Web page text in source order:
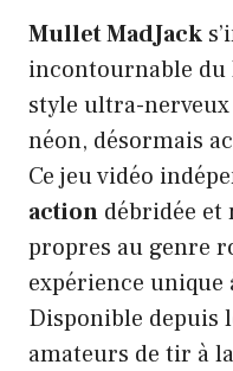
Mullet MadJack
incontournable du
style ultra-
néon, désormais
Ce jeu vidéo
action débridée et
propres au genre
expérience unique
Disponible depuis
amateurs de tir à